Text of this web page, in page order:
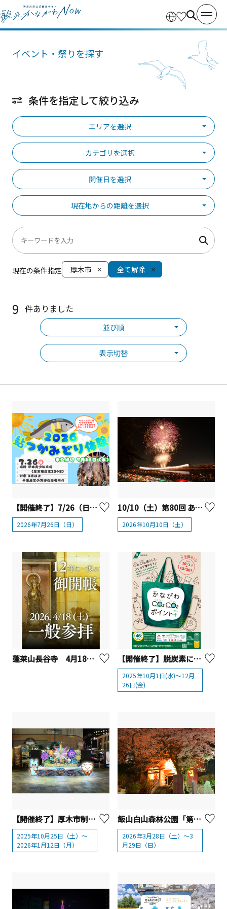
イベント・祭りを探す
条件を指定して絞り込み
エリアを選択
カテゴリを選択
開催日を選択
現在地からの距離を選択
現在の条件指定 厚木市 全て解除
9 件ありました
並び順
表示切替
【開催終了】7/26（日）2026鮎つかみどり体験を開催！【厚木市】
2026年7月26日（日）
10/10（土）第80回 あつぎ鮎まつり大花火大会
2026年10月10日（土）
蓬莱山長谷寺 4月18日（土）「12年に一度のご開帳」【厚木市】 【開催終了】脱炭素につながる商品の購入等でポイントを上乗せ「かながわCO2CO2ポイント+」
2025年10月1日(水)～12月
26日(金)
【開催終了】厚木市制70周年記念 あつぎイルミネーション2025【厚木市】
2025年10月25日（土）～
2026年1月12日（月）
飯山白山森林公園「第62回あつぎ飯山桜まつり」
2026年3月28日（土）～3
月29日（日）